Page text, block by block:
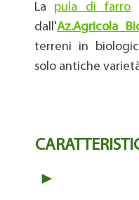
La pula di farro
dall'Az.Agricola
terreni in
solo antiche
►